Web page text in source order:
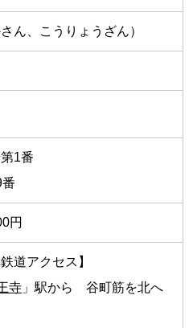
ん、こうりょうざん）
1番
円
道アクセス】
寺 」駅から 谷町筋を北へ